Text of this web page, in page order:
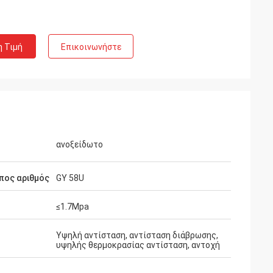
Vadim Zabiiaka
Zhongzhi κάνει πραγματικά καλό στο
και την κατασκευή των
Οι πεπειραμένοι μηχανικοί
Τιμή Επικοινωνήστε
ανοξείδωτο
αριθμός GY 58U
≤1.7Mpa
Υψηλή αντίσταση, αντίσταση διάβρωσης,
υψηλής θερμοκρασίας αντίσταση, αντοχή